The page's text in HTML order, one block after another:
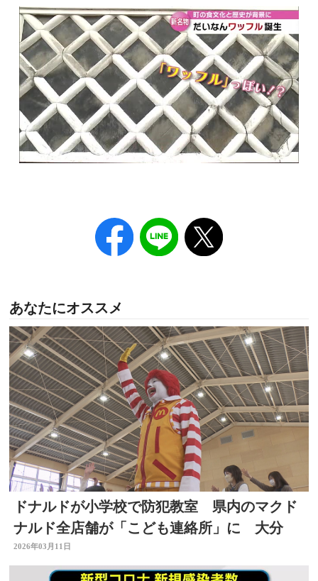
あなたにオススメ
ドナルドが小学校で防犯教室 県内のマクド
ナルド全店舗が「こども連絡所」に 大分
2026年03月11日